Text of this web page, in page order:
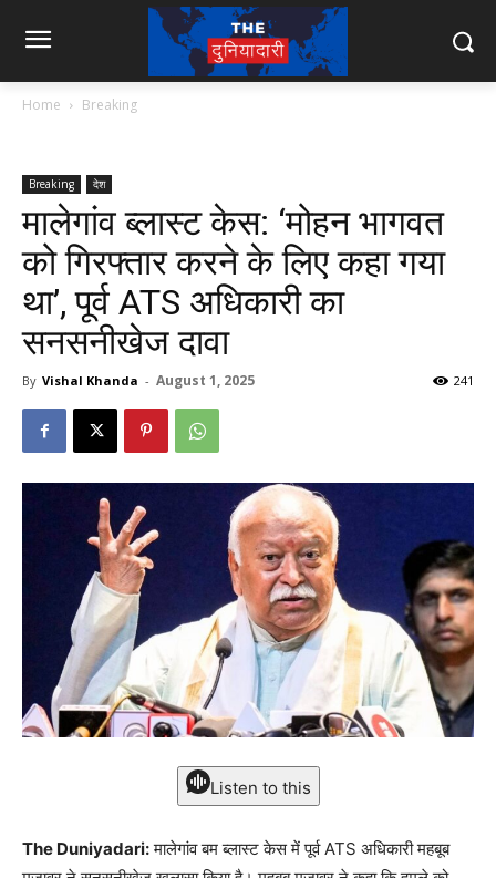
Home Breaking
Breaking देश
मालेगांव ब्लास्ट केस: ‘मोहन भागवत
को गिरफ्तार करने के लिए कहा गया
था’, पूर्व ATS अधिकारी का
सनसनीखेज दावा
By Vishal Khanda - August 1, 2025 241
Listen to this
The Duniyadari:मालेगांव बम ब्लास्ट केस में पूर्व ATS अधिकारी महबूब